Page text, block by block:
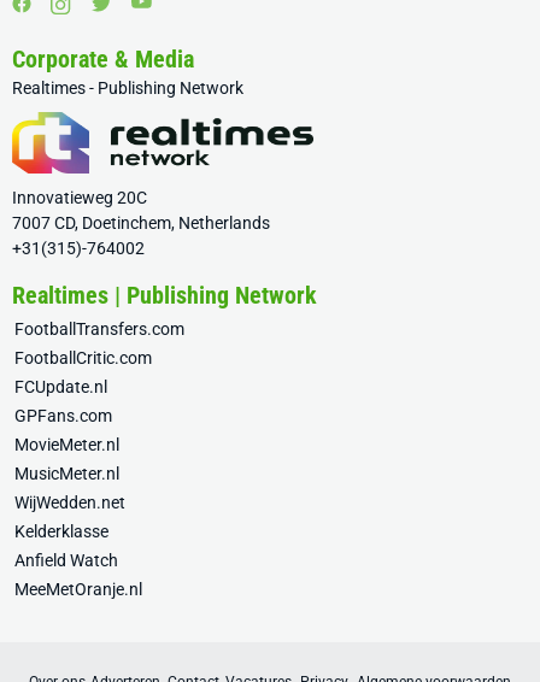
Corporate & Media
Realtimes - Publishing Network
Innovatieweg 20C
7007 CD, Doetinchem, Netherlands
+31(315)-764002
Realtimes | Publishing Network
FootballTransfers.com
FootballCritic.com
FCUpdate.nl
GPFans.com
MovieMeter.nl
MusicMeter.nl
WijWedden.net
Kelderklasse
Anfield Watch
MeeMetOranje.nl